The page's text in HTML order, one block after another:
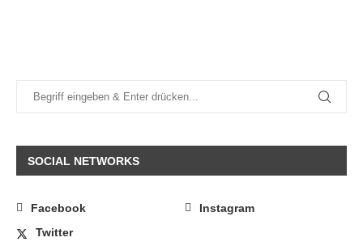
SOCIAL NETWORKS
Facebook
Instagram
Twitter